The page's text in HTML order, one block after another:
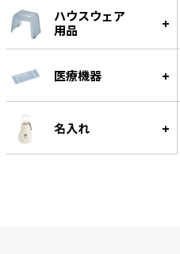
グルー
遊びながらフードをゆっくり食
べられる知遊玩具です。
ハウスウェア
用品
医療機器
名入れ